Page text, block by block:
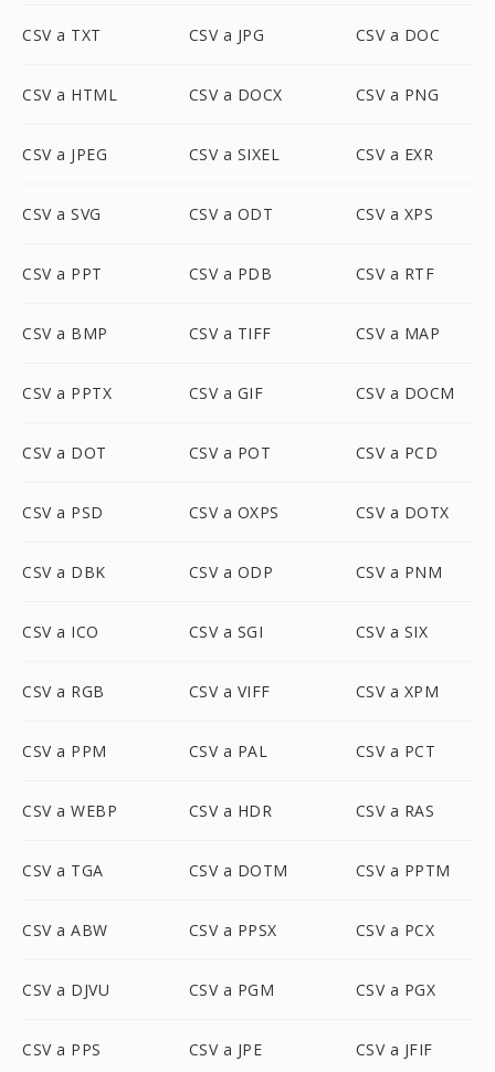
CSV a TXT CSV a JPG CSV a DOC
CSV a HTML CSV a DOCX CSV a PNG
CSV a JPEG CSV a SIXEL CSV a EXR
CSV a SVG CSV a ODT CSV a XPS
CSV a PPT CSV a PDB CSV a RTF
CSV a BMP CSV a TIFF CSV a MAP
CSV a PPTX CSV a GIF CSV a DOCM
CSV a DOT CSV a POT CSV a PCD
CSV a PSD CSV a OXPS CSV a DOTX
CSV a DBK CSV a ODP CSV a PNM
CSV a ICO CSV a SGI CSV a SIX
CSV a RGB CSV a VIFF CSV a XPM
CSV a PPM CSV a PAL CSV a PCT
CSV a WEBP CSV a HDR CSV a RAS
CSV a TGA CSV a DOTM CSV a PPTM
CSV a ABW CSV a PPSX CSV a PCX
CSV a DJVU CSV a PGM CSV a PGX
CSV a PPS CSV a JPE CSV a JFIF